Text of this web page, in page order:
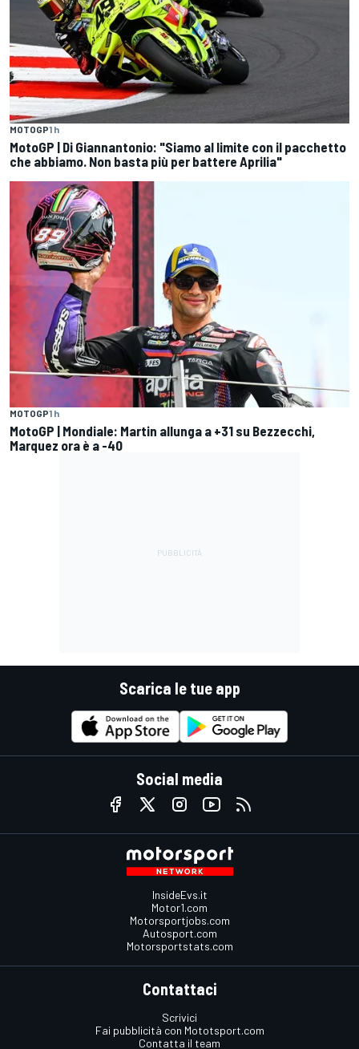
MOTOGP1 h
MotoGP | Di Giannantonio: "Siamo al limite con il pacchetto
che abbiamo. Non basta più per battere Aprilia"
MOTOGP1 h
MotoGP | Mondiale: Martin allunga a +31 su Bezzecchi,
Marquez ora è a -40
Scarica le tue app
Social media
InsideEvs.it
Motor1.com
Motorsportjobs.com
Autosport.com
Motorsportstats.com
Contattaci
Scrivici
Fai pubblicità con Mototsport.com
Contatta il team